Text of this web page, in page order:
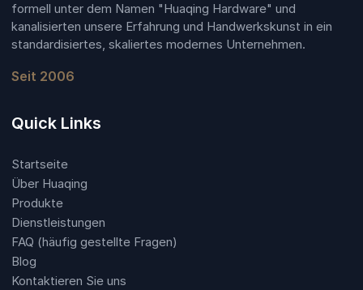
formell unter dem Namen "Huaqing Hardware" und
kanalisierten unsere Erfahrung und Handwerkskunst in ein
standardisiertes, skaliertes modernes Unternehmen.
Seit 2006
Quick Links
Startseite
Über Huaqing
Produkte
Dienstleistungen
FAQ (häufig gestellte Fragen)
Blog
Kontaktieren Sie uns